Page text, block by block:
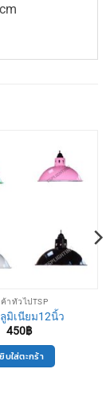
าทั่วไปTSP
มิเนียม12นิ้ว
450฿
บใส่ตะกร้า